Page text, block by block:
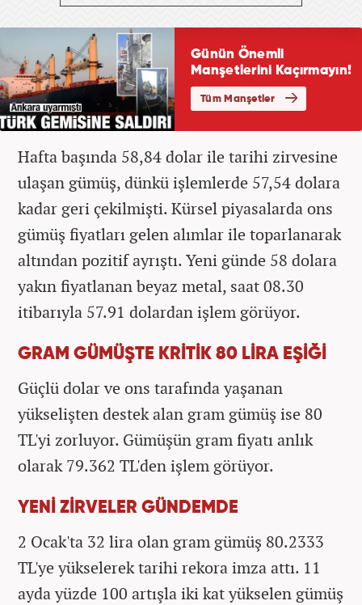
Hafta başında 58,84 dolar ile tarihi zirvesine
ulaşan gümüş, dünkü işlemlerde 57,54 dolara
kadar geri çekilmişti. Kürsel piyasalarda ons
gümüş fiyatları gelen alımlar ile toparlanarak
altından pozitif ayrıştı. Yeni günde 58 dolara
yakın fiyatlanan beyaz metal, saat 08.30
itibarıyla 57.91 dolardan işlem görüyor.
GRAM GÜMÜŞTE KRİTİK 80 LİRA EŞİĞİ
Güçlü dolar ve ons tarafında yaşanan
yükselişten destek alan gram gümüş ise 80
TL'yi zorluyor. Gümüşün gram fiyatı anlık
olarak 79.362 TL'den işlem görüyor.
YENİ ZİRVELER GÜNDEMDE
2 Ocak'ta 32 lira olan gram gümüş 80.2333
TL'ye yükselerek tarihi rekora imza attı. 11
ayda yüzde 100 artışla iki kat yükselen gümüş